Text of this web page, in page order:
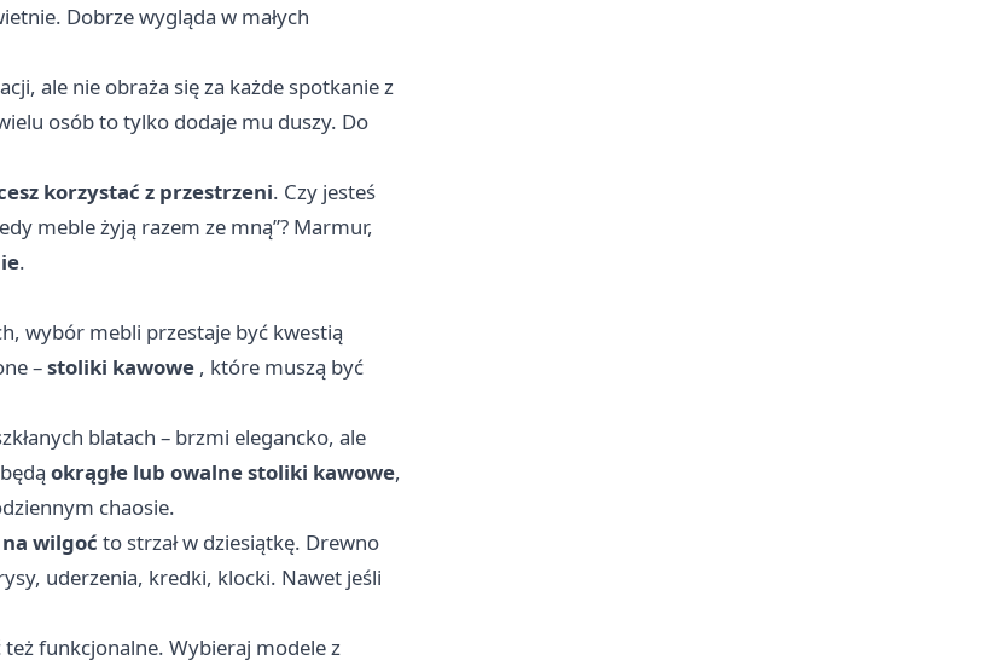
Dobrze wygląda w małych
ale nie obraża się za każde spotkanie z
osób to tylko dodaje mu duszy. Do
korzystać z przestrzeni. Czy jesteś
meble żyją razem ze mną”? Marmur,
.
wybór mebli przestaje być kwestią
–stoliki kawowe , które muszą być
blatach – brzmi elegancko, ale
okrągłe lub owalne stoliki kawowe,
chaosie.
wilgoć to strzał w dziesiątkę. Drewno
uderzenia, kredki, klocki. Nawet jeśli
funkcjonalne. Wybieraj modele z